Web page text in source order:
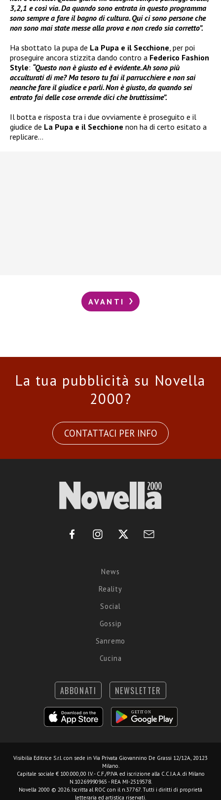
3,2,1 e così via. Da quando sono entrata in questo programma
sono sempre a fare il bagno di cultura. Qui ci sono persone che
non sono mai state messe alla prova e non credo sia corretto”.
Ha sbottato la pupa de La Pupa e il Secchione, per poi
proseguire ancora stizzita dando contro a Federico Fashion
Style: “Questo non è giusto ed è evidente. Ah sono più
acculturati di me? Ma tesoro tu fai il parrucchiere e non sai
neanche fare il giudice e parli. Non è giusto, da quando sei
entrato fai delle cose orrende dici che bruttissime”.
Il botta e risposta tra i due ovviamente è proseguito e il
giudice de La Pupa e il Secchione non ha di certo esitato a
replicare…
AVANTI
La tua pubblicità su Novella
2000?
CONTATTACI PER INFO
News
Reality
Social
Gossip
Sanremo
Cucina
ABBONATI NEWSLETTER
Visibilia Editrice S.r.l. con sede in Via Privata Giovannino De Grassi 12/12A, 20123
Milano.
Capitale sociale € 100.000,00 I.V. - C.F./P.IVA ed iscrizione alla C.C.I.A.A. di Milano
N.10269990965 - REA MI-2519578.
Novella 2000 © 2026. Iscritta al ROC con il n.37767. Tutti i diritti di proprietà
letteraria ed artistica riservati.